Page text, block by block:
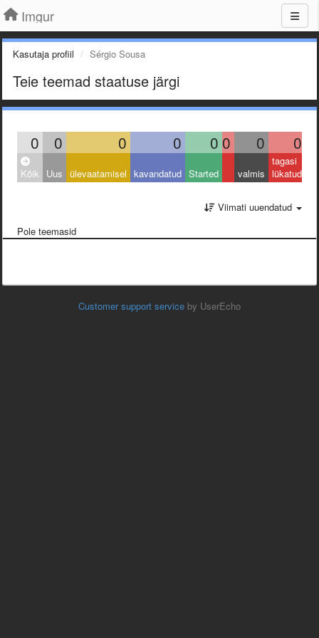
Imgur
Kasutaja profiil Sérgio Sousa
Teie teemad staatuse järgi
0 0 0 0 0 0 0 0
Kõik Uus ülevaatamisel kavandatud Started valmis
tagasi
lükatud
Viimati uuendatud
Pole teemasid
Customer support service by UserEcho